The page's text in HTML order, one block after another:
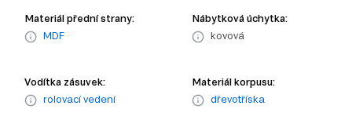
Materiál přední strany:
MDF
Nábytková úchytka:
kovová
Vodítka zásuvek:
rolovací vedení
Materiál korpusu:
dřevotříska